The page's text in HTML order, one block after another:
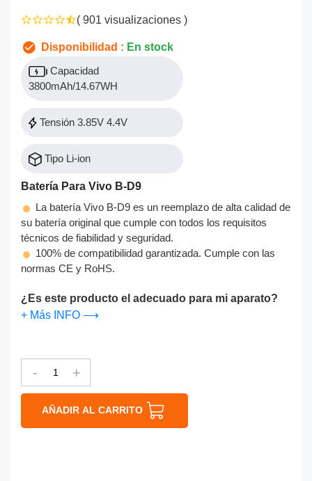
( 901 visualizaciones )
Disponibilidad : En stock
Capacidad
3800mAh/14.67WH
Tensión 3.85V 4.4V
Tipo Li-ion
Batería Para Vivo B-D9
La batería Vivo B-D9 es un reemplazo de alta calidad de
su batería original que cumple con todos los requisitos
técnicos de fiabilidad y seguridad.
100% de compatibilidad garantizada. Cumple con las
normas CE y RoHS.
¿Es este producto el adecuado para mi aparato?
+ Más INFO ⟶
- +
AÑADIR AL CARRITO